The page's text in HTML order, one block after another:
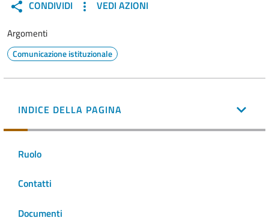
CONDIVIDI VEDI AZIONI
Argomenti
Comunicazione istituzionale
INDICE DELLA PAGINA
Ruolo
Contatti
Documenti